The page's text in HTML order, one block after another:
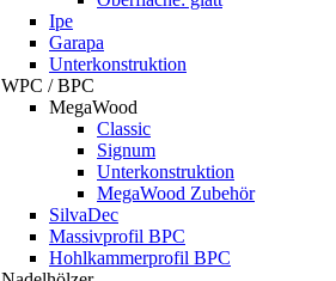
Ipe
Garapa
Unterkonstruktion
WPC / BPC
MegaWood
Classic
Signum
Unterkonstruktion
MegaWood Zubehör
SilvaDec
Massivprofil BPC
Hohlkammerprofil BPC